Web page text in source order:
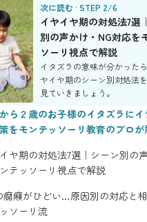
次に読む · STEP 2/6
イヤイヤ期の対処法7選
別の声かけ・NG対応を
ソーリ視点で解説
イタズラの意味が分かった
ヤイヤ期のシーン別対処法
見ていきましょう。
ら２歳のお子様のイタズラに
をモンテッソーリ教育のプロが
ヤ期の対処法7選｜シーン別の
テッソーリ視点で解説
癇癪がひどい…原因別の対応と
ソーリ流